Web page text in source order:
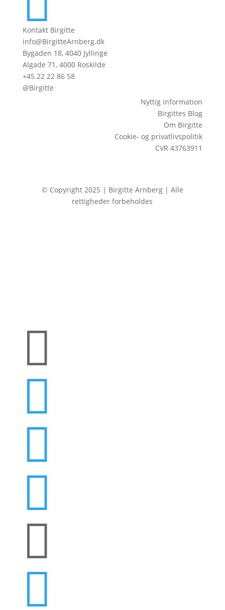
Kontakt Birgitte
info@BirgitteArnberg.dk
Bygaden 18, 4040 Jyllinge
Algade 71, 4000 Roskilde
+45 22 22 86 58
@Birgitte
Nyttig information
Birgittes Blog
Om Birgitte
Cookie- og privatlivspolitik
CVR 43763911
© Copyright 2025 | Birgitte Arnberg | Alle
rettigheder forbeholdes





